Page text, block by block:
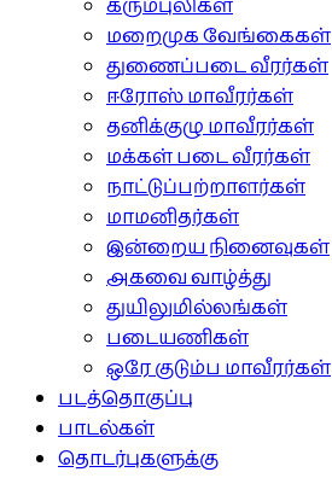
கரும்புலிகள்
மறைமுக வேங்கைகள்
துணைப்படை வீரர்கள்
ஈரோஸ் மாவீரர்கள்
தனிக்குழு மாவீரர்கள்
மக்கள் படை வீரர்கள்
நாட்டுப்பற்றாளர்கள்
மாமனிதர்கள்
இன்றைய நினைவுகள்
அகவை வாழ்த்து
துயிலுமில்லங்கள்
படையணிகள்
ஒரே குடும்ப மாவீரர்கள்
படத்தொகுப்பு
பாடல்கள்
தொடர்புகளுக்கு